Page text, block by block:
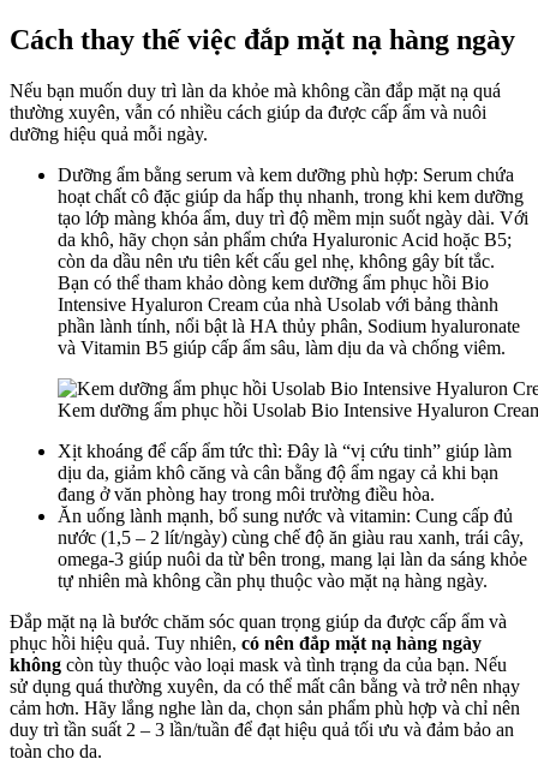
Cách thay thế việc đắp mặt nạ hàng ngày
Nếu bạn muốn duy trì làn da khỏe mà không cần đắp mặt nạ quá
thường xuyên, vẫn có nhiều cách giúp da được cấp ẩm và nuôi
dưỡng hiệu quả mỗi ngày.
Dưỡng ẩm bằng serum và kem dưỡng phù hợp: Serum chứa
hoạt chất cô đặc giúp da hấp thụ nhanh, trong khi kem dưỡng
tạo lớp màng khóa ẩm, duy trì độ mềm mịn suốt ngày dài. Với
da khô, hãy chọn sản phẩm chứa Hyaluronic Acid hoặc B5;
còn da dầu nên ưu tiên kết cấu gel nhẹ, không gây bít tắc.
Bạn có thể tham khảo dòng kem dưỡng ẩm phục hồi Bio
Intensive Hyaluron Cream của nhà Usolab với bảng thành
phần lành tính, nổi bật là HA thủy phân, Sodium hyaluronate
và Vitamin B5 giúp cấp ẩm sâu, làm dịu da và chống viêm.
Kem dưỡng ẩm phục hồi Usolab Bio Intensive Hyaluron
Xịt khoáng để cấp ẩm tức thì: Đây là “vị cứu tinh” giúp làm
dịu da, giảm khô căng và cân bằng độ ẩm ngay cả khi bạn
đang ở văn phòng hay trong môi trường điều hòa.
Ăn uống lành mạnh, bổ sung nước và vitamin: Cung cấp đủ
nước (1,5 – 2 lít/ngày) cùng chế độ ăn giàu rau xanh, trái cây,
omega-3 giúp nuôi da từ bên trong, mang lại làn da sáng khỏe
tự nhiên mà không cần phụ thuộc vào mặt nạ hàng ngày.
Đắp mặt nạ là bước chăm sóc quan trọng giúp da được cấp ẩm và
phục hồi hiệu quả. Tuy nhiên, có nên đắp mặt nạ hàng ngày
không còn tùy thuộc vào loại mask và tình trạng da của bạn. Nếu
sử dụng quá thường xuyên, da có thể mất cân bằng và trở nên nhạy
cảm hơn. Hãy lắng nghe làn da, chọn sản phẩm phù hợp và chỉ nên
duy trì tần suất 2 – 3 lần/tuần để đạt hiệu quả tối ưu và đảm bảo an
toàn cho da.